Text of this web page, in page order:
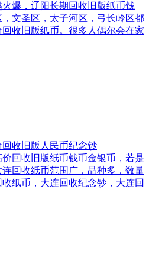
爆，辽阳长期回收旧版纸币钱
文圣区，太子河区，弓长岭区都
收旧版纸币。很多人偶尔会在家
收旧版人民币纪念钞
回收旧版纸币钱币金银币，若是
回收纸币范围广，品种多，数量
纸币，大连回收纪念钞，大连回